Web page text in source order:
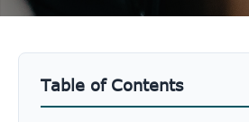
Table of Contents